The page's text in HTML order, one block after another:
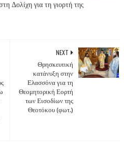
Δολίχη για τη γιορτή της
NEXT
Θρησκευτική
κατάνυξη στην
Ελασσόνα για τη
Θεομητορική Εορτή
των Εισοδίων της
Θεοτόκου (φωτ.)